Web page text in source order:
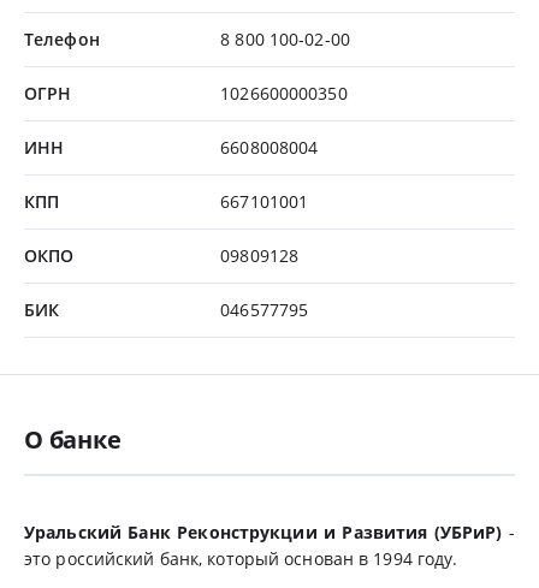
Телефон 8 800 100-02-00
ОГРН 1026600000350
ИНН 6608008004
КПП 667101001
ОКПО 09809128
БИК 046577795
О банке
Уральский Банк Реконструкции и Развития (УБРиР) -
это российский банк, который основан в 1994 году.